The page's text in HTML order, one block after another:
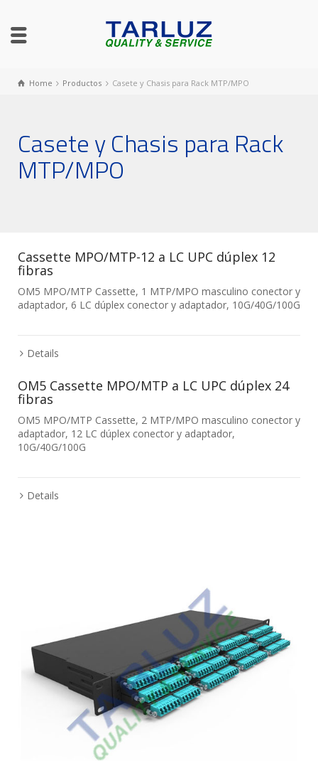
Home Productos Casete y Chasis para Rack MTP/MPO
Casete y Chasis para Rack
MTP/MPO
Cassette MPO/MTP-12 a LC UPC dúplex 12
fibras
OM5 MPO/MTP Cassette, 1 MTP/MPO masculino conector y
adaptador, 6 LC dúplex conector y adaptador, 10G/40G/100G
Details
OM5 Cassette MPO/MTP a LC UPC dúplex 24
fibras
OM5 MPO/MTP Cassette, 2 MTP/MPO masculino conector y
adaptador, 12 LC dúplex conector y adaptador,
10G/40G/100G
Details